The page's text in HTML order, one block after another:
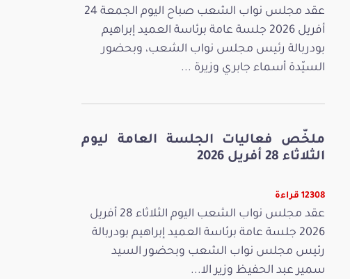
عقد مجلس نواب الشعب صباح اليوم الجمعة 24
أفريل 2026 جلسة عامة برئاسة العميد إبراهيم
بودربالة رئيس مجلس نواب الشعب، وبحضور
السيّدة أسماء جابري وزيرة ...
ملخّص فعاليات الجلسة العامة ليوم
الثلاثاء 28 أفريل 2026
12308 قراءة
عقد مجلس نواب الشعب اليوم الثلاثاء 28 أفريل
2026 جلسة عامة برئاسة العميد إبراهيم بودربالة
رئيس مجلس نواب الشعب وبحضور السيد
سمير عبد الحفيظ وزير الا...